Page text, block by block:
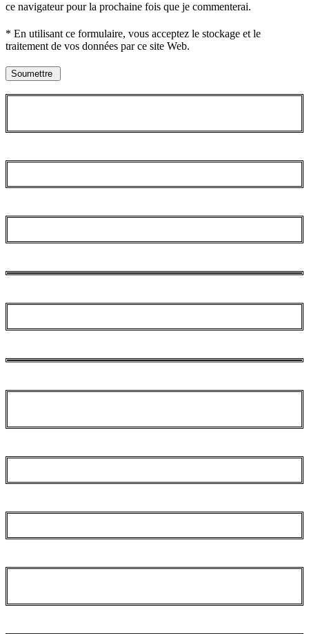
ce navigateur pour la prochaine fois que je commenterai.
* En utilisant ce formulaire, vous acceptez le stockage et le
traitement de vos données par ce site Web.